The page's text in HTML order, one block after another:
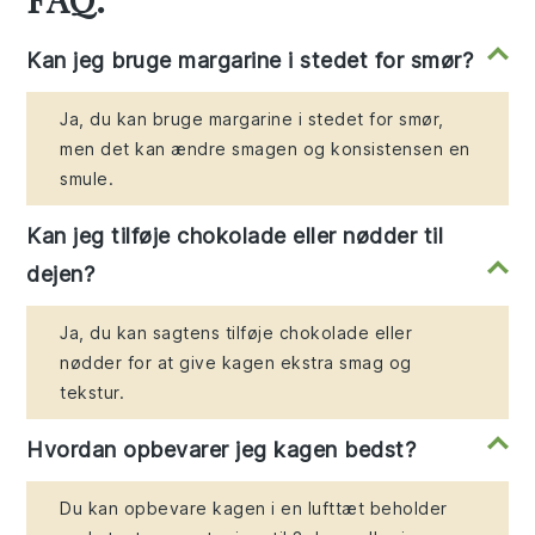
Kan jeg bruge margarine i stedet for smør?
Ja, du kan bruge margarine i stedet for smør,
men det kan ændre smagen og konsistensen en
smule.
Kan jeg tilføje chokolade eller nødder til
dejen?
Ja, du kan sagtens tilføje chokolade eller
nødder for at give kagen ekstra smag og
tekstur.
Hvordan opbevarer jeg kagen bedst?
Du kan opbevare kagen i en lufttæt beholder